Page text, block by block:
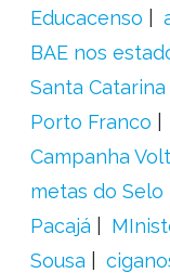
Educacenso
BAE nos
Santa Catarina
Porto Franco
Campanha
metas do Selo
Pacajá
Sousa